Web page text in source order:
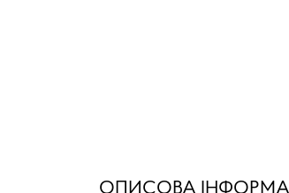
ОПИСОВА